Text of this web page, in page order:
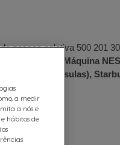
pessoa coletiva 500 201
2026
Máquina
(16 cápsulas),
a medir
a nós e
hábitos de